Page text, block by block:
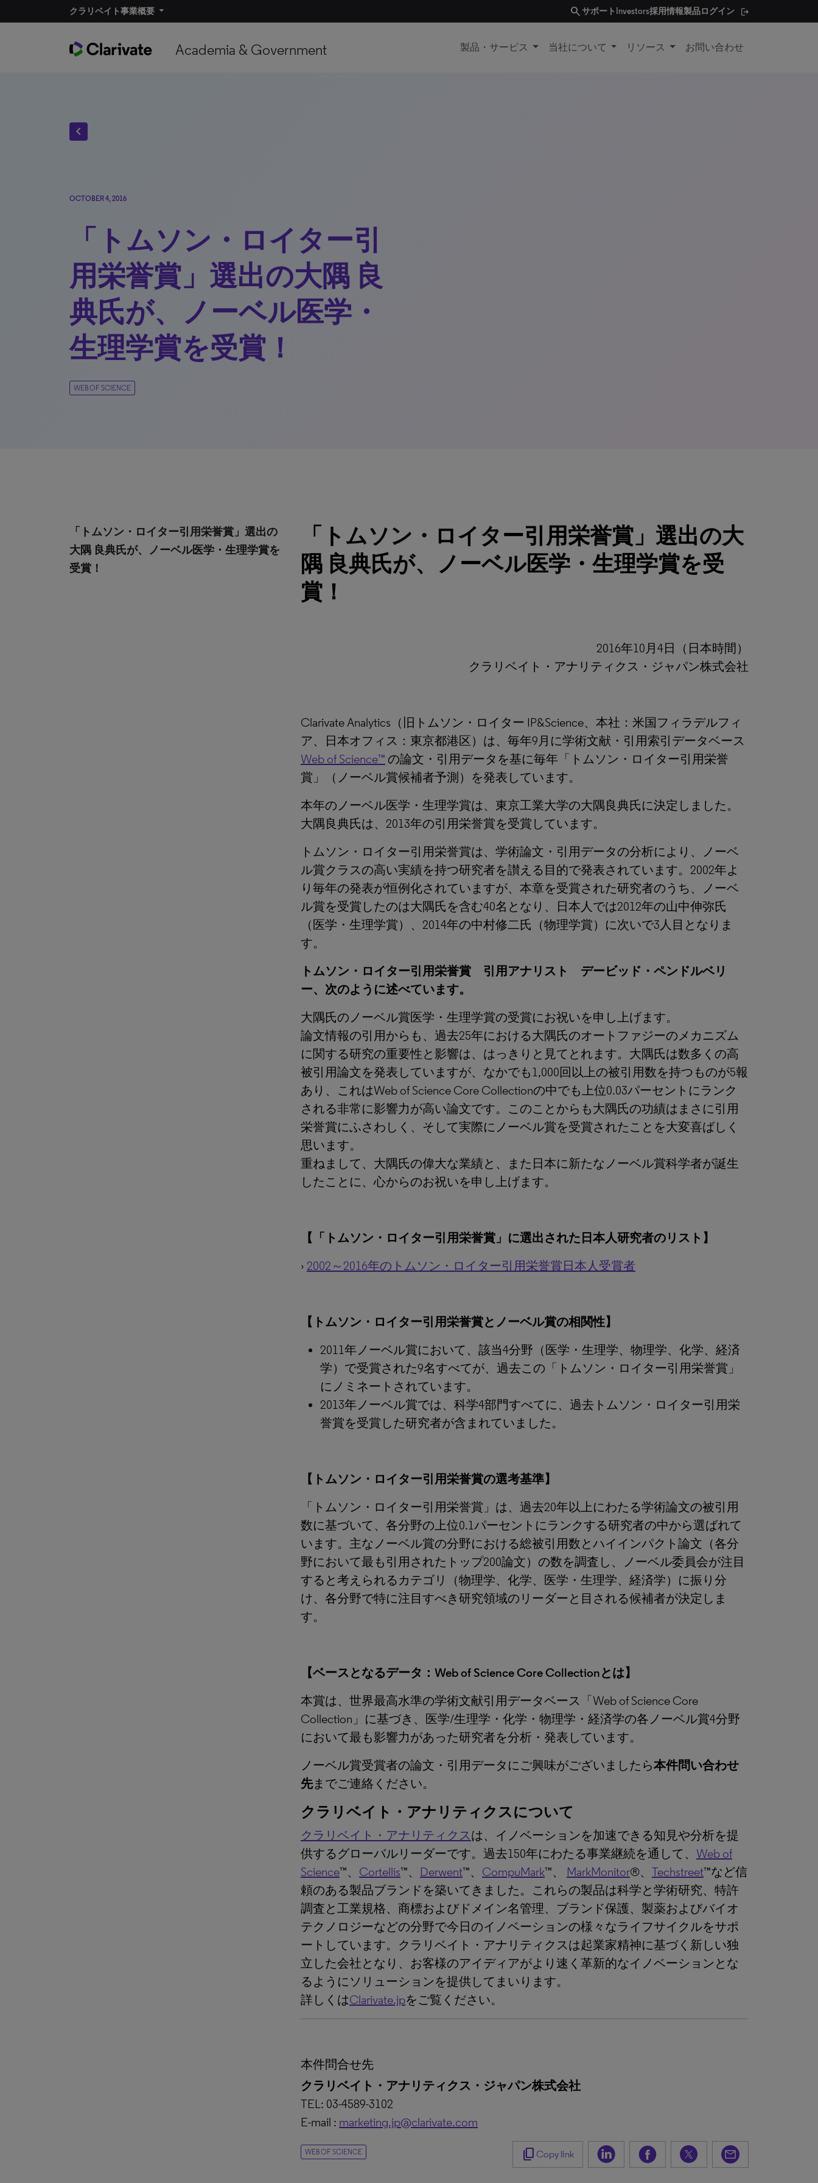
クラリベイト事業概要​ searchサポート Investors採用情報製品ログイン
Academia & Government 製品・サービス 当社について リソース お問い合わせ
chevron_left
OCTOBER 4, 2016
「トムソン・ロイター引
用栄誉賞」選出の大隅 良
典氏が、ノーベル医学・
生理学賞を受賞！
WEB OF SCIENCE
「トムソン・ロイター引用栄誉賞」選出の
大隅 良典氏が、ノーベル医学・生理学賞を
受賞！
「トムソン・ロイター引用栄誉賞」選出の大
隅 良典氏が、ノーベル医学・生理学賞を受
賞！
2016年10月4日（日本時間）
クラリベイト・アナリティクス・ジャパン株式会社
Clarivate Analytics（旧トムソン・ロイター IP&Science、本社：米国フィラデルフィ
ア、日本オフィス：東京都港区）は、毎年9月に学術文献・引用索引データベース
Web of Science™ の論文・引用データを基に毎年「トムソン・ロイター引用栄誉
賞」（ノーベル賞候補者予測）を発表しています。
本年のノーベル医学・生理学賞は、東京工業大学の大隅良典氏に決定しました。
大隅良典氏は、2013年の引用栄誉賞を受賞しています。
トムソン・ロイター引用栄誉賞は、学術論文・引用データの分析により、ノーベ
ル賞クラスの高い実績を持つ研究者を讃える目的で発表されています。2002年よ
り毎年の発表が恒例化されていますが、本章を受賞された研究者のうち、ノーベ
ル賞を受賞したのは大隅氏を含む40名となり、日本人では2012年の山中伸弥氏
（医学・生理学賞）、2014年の中村修二氏（物理学賞）に次いで3人目となりま
す。
トムソン・ロイター引用栄誉賞 引用アナリスト デービッド・ペンドルベリ
ー、次のように述べています。
大隅氏のノーベル賞医学・生理学賞の受賞にお祝いを申し上げます。
論文情報の引用からも、過去25年における大隅氏のオートファジーのメカニズム
に関する研究の重要性と影響は、はっきりと見てとれます。大隅氏は数多くの高
被引用論文を発表していますが、なかでも1,000回以上の被引用数を持つものが5報
あり、これはWeb of Science Core Collectionの中でも上位0.03パーセントにランク
される非常に影響力が高い論文です。このことからも大隅氏の功績はまさに引用
栄誉賞にふさわしく、そして実際にノーベル賞を受賞されたことを大変喜ばしく
思います。
重ねまして、大隅氏の偉大な業績と、また日本に新たなノーベル賞科学者が誕生
したことに、心からのお祝いを申し上げます。
【「トムソン・ロイター引用栄誉賞」に選出された日本人研究者のリスト】
› 2002～2016年のトムソン・ロイター引用栄誉賞日本人受賞者
【トムソン・ロイター引用栄誉賞とノーベル賞の相関性】
2011年ノーベル賞において、該当4分野（医学・生理学、物理学、化学、経済
学）で受賞された9名すべてが、過去この「トムソン・ロイター引用栄誉賞」
にノミネートされています。
2013年ノーベル賞では、科学4部門すべてに、過去トムソン・ロイター引用栄
誉賞を受賞した研究者が含まれていました。
【トムソン・ロイター引用栄誉賞の選考基準】
「トムソン・ロイター引用栄誉賞」は、過去20年以上にわたる学術論文の被引用
数に基づいて、各分野の上位0.1パーセントにランクする研究者の中から選ばれて
います。主なノーベル賞の分野における総被引用数とハイインパクト論文（各分
野において最も引用されたトップ200論文）の数を調査し、ノーベル委員会が注目
すると考えられるカテゴリ（物理学、化学、医学・生理学、経済学）に振り分
け、各分野で特に注目すべき研究領域のリーダーと目される候補者が決定しま
す。
【ベースとなるデータ：Web of Science Core Collectionとは】
本賞は、世界最高水準の学術文献引用データベース「Web of Science Core
Collection」に基づき、医学/生理学・化学・物理学・経済学の各ノーベル賞4分野
において最も影響力があった研究者を分析・発表しています。
ノーベル賞受賞者の論文・引用データにご興味がございましたら本件問い合わせ
先までご連絡ください。
クラリベイト・アナリティクスについて
クラリベイト・アナリティクスは、イノベーションを加速できる知見や分析を提
供するグローバルリーダーです。過去150年にわたる事業継続を通して、 Web of
Science™、 Cortellis™、 Derwent™、 CompuMark™、 MarkMonitor®、 Techstreet™など信
頼のある製品ブランドを築いてきました。これらの製品は科学と学術研究、特許
調査と工業規格、商標およびドメイン名管理、ブランド保護、製薬およびバイオ
テクノロジーなどの分野で今日のイノベーションの様々なライフサイクルをサポ
ートしています。クラリベイト・アナリティクスは起業家精神に基づく新しい独
立した会社となり、お客様のアイディアがより速く革新的なイノベーションとな
るようにソリューションを提供してまいります。
詳しくはClarivate.jpをご覧ください。
本件問合せ先
クラリベイト・アナリティクス・ジャパン株式会社
TEL: 03-4589-3102
E-mail : marketing.jp@clarivate.com
WEB OF SCIENCE content_copy Copy link